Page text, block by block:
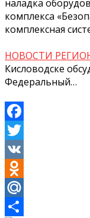
наладка
комплекса
комплексная
НОВОСТИ
Кисловодске
Федеральный…
Facebook
Twitter
VK
Odnoklassniki
Mail.Ru